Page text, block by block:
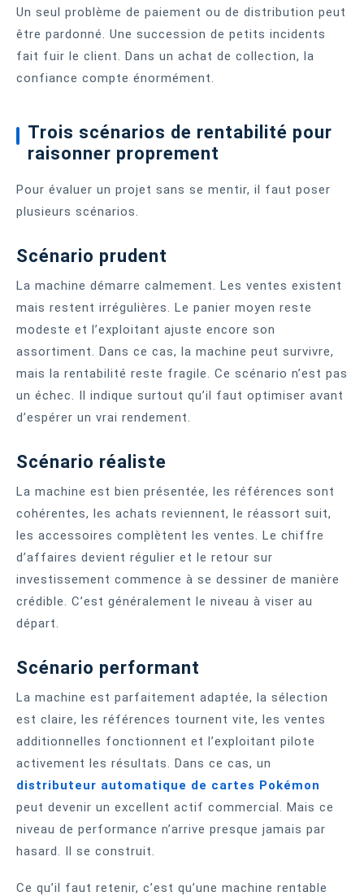
Un seul problème de paiement ou de distribution peut
être pardonné. Une succession de petits incidents
fait fuir le client. Dans un achat de collection, la
confiance compte énormément.
Trois scénarios de rentabilité pour
raisonner proprement
Pour évaluer un projet sans se mentir, il faut poser
plusieurs scénarios.
Scénario prudent
La machine démarre calmement. Les ventes existent
mais restent irrégulières. Le panier moyen reste
modeste et l’exploitant ajuste encore son
assortiment. Dans ce cas, la machine peut survivre,
mais la rentabilité reste fragile. Ce scénario n’est pas
un échec. Il indique surtout qu’il faut optimiser avant
d’espérer un vrai rendement.
Scénario réaliste
La machine est bien présentée, les références sont
cohérentes, les achats reviennent, le réassort suit,
les accessoires complètent les ventes. Le chiffre
d’affaires devient régulier et le retour sur
investissement commence à se dessiner de manière
crédible. C’est généralement le niveau à viser au
départ.
Scénario performant
La machine est parfaitement adaptée, la sélection
est claire, les références tournent vite, les ventes
additionnelles fonctionnent et l’exploitant pilote
activement les résultats. Dans ce cas, un
distributeur automatique de cartes Pokémon
peut devenir un excellent actif commercial. Mais ce
niveau de performance n’arrive presque jamais par
hasard. Il se construit.
Ce qu’il faut retenir, c’est qu’une machine rentable